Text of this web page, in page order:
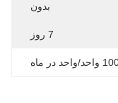
بدون
7 روز
در ماه